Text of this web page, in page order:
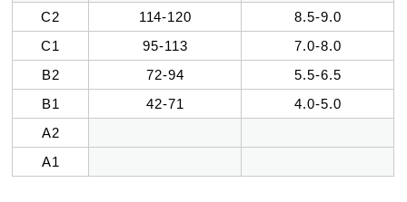
C2
114-120
8.5-9.0
C1
95-113
7.0-8.0
B2
72-94
5.5-6.5
B1
42-71
4.0-5.0
A2
A1